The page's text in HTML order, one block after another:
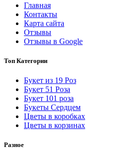
Главная
Контакты
Карта сайта
Отзывы
Отзывы в Google
Топ Категории
Букет из 19 Роз
Букет 51 Роза
Букет 101 роза
Букеты Сердцем
Цветы в коробках
Цветы в корзинах
Разное